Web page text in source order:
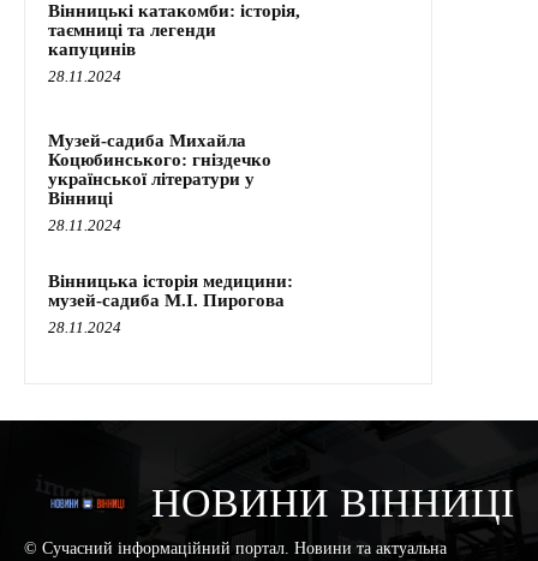
Вінницькі катакомби: історія,
таємниці та легенди
капуцинів
28.11.2024
Музей-садиба Михайла
Коцюбинського: гніздечко
української літератури у
Вінниці
28.11.2024
Вінницька історія медицини:
музей-садиба М.І. Пирогова
28.11.2024
НОВИНИ ВІННИЦІ
© Сучасний інформаційний портал. Новини та актуальна